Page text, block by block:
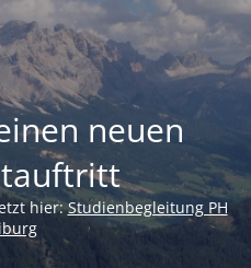
neuen
hier:Studienbegleitung PH